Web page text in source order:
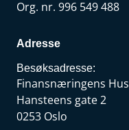
Org. nr. 996 549 488
Adresse
Besøksadresse:
Finansnæringens Hus
Hansteens gate 2
0253 Oslo